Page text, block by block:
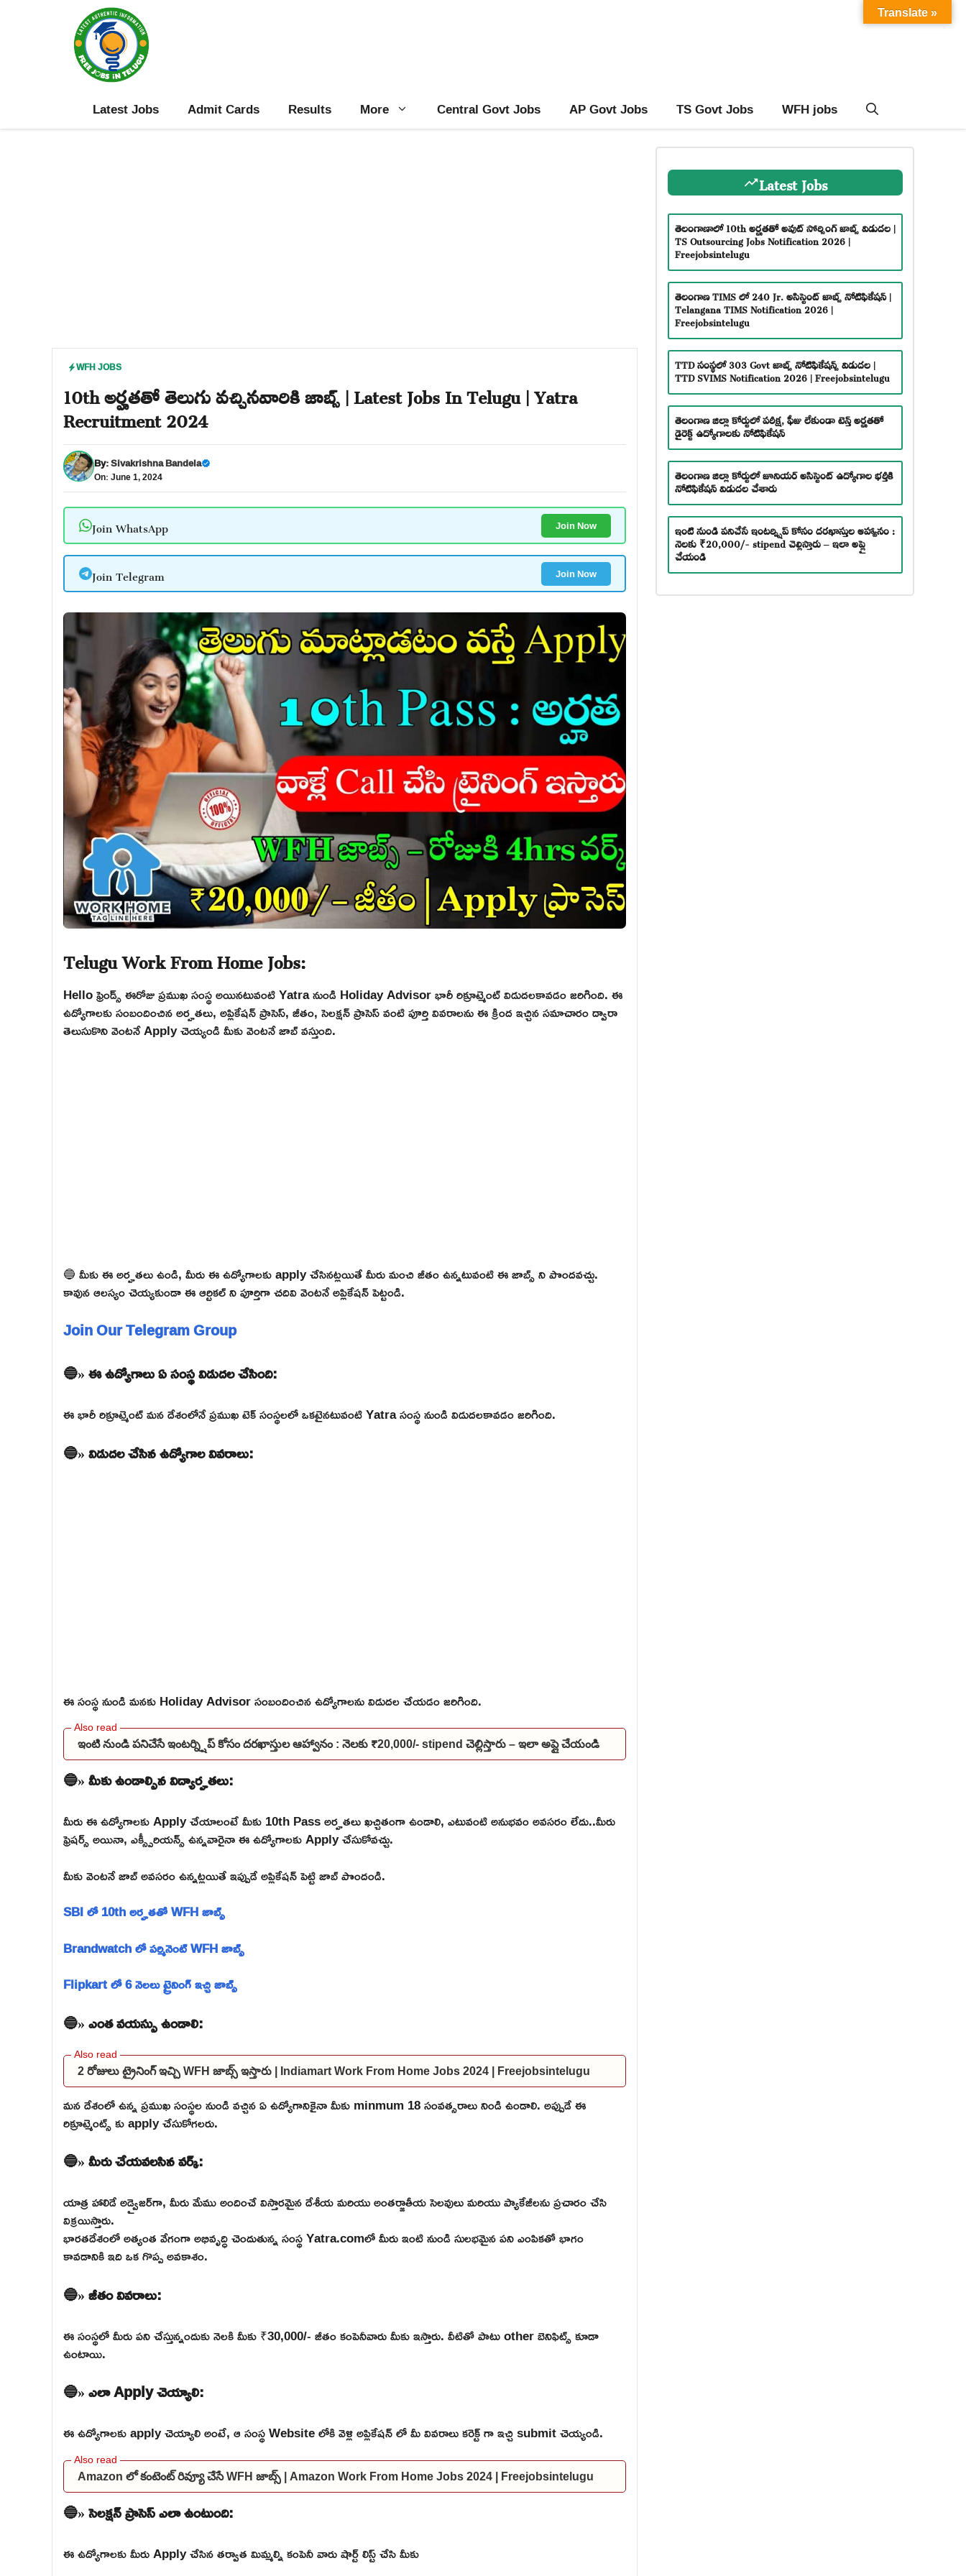
Latest Jobs Admit Cards Results More Central Govt Jobs AP Govt Jobs TS Govt Jobs WFH jobs
WFH JOBS
10th అర్హతతో తెలుగు వచ్చినవారికి జాబ్స్ | Latest Jobs In Telugu | Yatra
Recruitment 2024
By:Sivakrishna Bandela
On: June 1, 2024
Join WhatsApp Join Now
Join Telegram Join Now
Telugu Work From Home Jobs:
Hello ఫ్రెండ్స్ ఈరోజు ప్రముఖ సంస్థ అయినటువంటి Yatra నుండి Holiday Advisor భారీ రిక్రూట్మెంట్ విడుదలకావడం జరిగింది. ఈ
ఉద్యోగాలకు సంబందించిన అర్హతలు, అప్లికేషన్ ప్రాసెస్, జీతం, సెలక్షన్ ప్రాసెస్ వంటి పూర్తి వివరాలను ఈ క్రింద ఇచ్చిన సమాచారం ద్వారా
తెలుసుకొని వెంటనే Apply చెయ్యండి మీకు వెంటనే జాబ్ వస్తుంది.
🔵 మీకు ఈ అర్హతలు ఉండి, మీరు ఈ ఉద్యోగాలకు apply చేసినట్లయితే మీరు మంచి జీతం ఉన్నటువంటి ఈ జాబ్స్ ని పొందవచ్చు.
కావున ఆలస్యం చెయ్యకుండా ఈ ఆర్టికల్ ని పూర్తిగా చదివి వెంటనే అప్లికేషన్ పెట్టండి.
Join Our Telegram Group
🔵» ఈ ఉద్యోగాలు ఏ సంస్థ విడుదల చేసింది:
ఈ భారీ రిక్రూట్మెంట్ మన దేశంలోనే ప్రముఖ టెక్ సంస్థలలో ఒకటైనటువంటి Yatra సంస్థ నుండి విడుదలకావడం జరిగింది.
🔵» విడుదల చేసిన ఉద్యోగాల వివరాలు:
ఈ సంస్థ నుండి మనకు Holiday Advisor సంబందించిన ఉద్యోగాలను విడుదల చేయడం జరిగింది.
ఇంటి నుండి పనిచేసే ఇంటర్న్షిప్ కోసం దరఖాస్తుల ఆహ్వానం : నెలకు ₹20,000/- stipend చెల్లిస్తారు – ఇలా అప్లై చేయండి
🔵» మీకు ఉండాల్సిన విద్యార్హతలు:
మీరు ఈ ఉద్యోగాలకు Apply చేయాలంటే మీకు 10th Pass అర్హతలు ఖచ్చితంగా ఉండాలి, ఎటువంటి అనుభవం అవసరం లేదు..మీరు
ఫ్రెషర్స్ అయినా, ఎక్స్పీరియన్స్ ఉన్నవారైనా ఈ ఉద్యోగాలకు Apply చేసుకోవచ్చు.
మీకు వెంటనే జాబ్ అవసరం ఉన్నట్లయితే ఇప్పుడే అప్లికేషన్ పెట్టి జాబ్ పొందండి.
SBI లో 10th అర్హతతో WFH జాబ్స్
Brandwatch లో పర్మినెంట్ WFH జాబ్స్
Flipkart లో 6 నెలలు ట్రైనింగ్ ఇచ్చి జాబ్స్
🔵» ఎంత వయస్సు ఉండాలి:
2 రోజులు ట్రైనింగ్ ఇచ్చి WFH జాబ్స్ ఇస్తారు | Indiamart Work From Home Jobs 2024 | Freejobsintelugu
మన దేశంలో ఉన్న ప్రముఖ సంస్థల నుండి వచ్చిన ఏ ఉద్యోగానికైనా మీకు minmum 18 సంవత్సరాలు నిండి ఉండాలి. అప్పుడే ఈ
రిక్రూట్మెంట్స్ కు apply చేసుకోగలరు.
🔵» మీరు చేయవలసిన వర్క్:
యాత్ర హాలిడే అడ్వైజర్‌గా, మీరు మేము అందించే విస్తారమైన దేశీయ మరియు అంతర్జాతీయ సెలవులు మరియు ప్యాకేజీలను ప్రచారం చేసి
విక్రయిస్తారు.
భారతదేశంలో అత్యంత వేగంగా అభివృద్ధి చెందుతున్న సంస్థ Yatra.comలో మీరు ఇంటి నుండి సులభమైన పని ఎంపికతో భాగం
కావడానికి ఇది ఒక గొప్ప అవకాశం.
🔵» జీతం వివరాలు:
ఈ సంస్థలో మీరు పని చేస్తున్నందుకు నెలకి మీకు ₹30,000/- జీతం కంపెనీవారు మీకు ఇస్తారు. వీటితో పాటు other బెనిఫిట్స్ కూడా
ఉంటాయి.
🔵» ఎలా Apply చెయ్యాలి:
ఈ ఉద్యోగాలకు apply చెయ్యాలి అంటే, ఆ సంస్థ Website లోకి వెళ్లి అప్లికేషన్ లో మీ వివరాలు కరెక్ట్ గా ఇచ్చి submit చెయ్యండి.
Amazon లో కంటెంట్ రివ్యూ చేసే WFH జాబ్స్ | Amazon Work From Home Jobs 2024 | Freejobsintelugu
🔵» సెలక్షన్ ప్రాసెస్ ఎలా ఉంటుంది:
ఈ ఉద్యోగాలకు మీరు Apply చేసిన తర్వాత మిమ్మల్ని కంపెనీ వారు షార్ట్ లిస్ట్ చేసి మీకు
Latest Jobs
తెలంగాణాలో 10th అర్హతతో అవుట్ సోర్సింగ్ జాబ్స్ విడుదల |
TS Outsourcing Jobs Notification 2026 |
Freejobsintelugu
తెలంగాణ TIMS లో 240 Jr. అసిస్టెంట్ జాబ్స్ నోటిఫికేషన్ |
Telangana TIMS Notification 2026 |
Freejobsintelugu
TTD సంస్థలో 303 Govt జాబ్స్ నోటిఫికేషన్స్ విడుదల |
TTD SVIMS Notification 2026 | Freejobsintelugu
తెలంగాణ జిల్లా కోర్టులో పరీక్ష, ఫీజు లేకుండా టెన్త్ అర్హతతో
డైరెక్ట్ ఉద్యోగాలకు నోటిఫికేషన్
తెలంగాణ జిల్లా కోర్టులో జూనియర్ అసిస్టెంట్ ఉద్యోగాల భర్తీకి
నోటిఫికేషన్ విడుదల చేశారు
ఇంటి నుండి పనిచేసే ఇంటర్న్షిప్ కోసం దరఖాస్తుల ఆహ్వానం :
నెలకు ₹20,000/- stipend చెల్లిస్తారు – ఇలా అప్లై
చేయండి
Translate »